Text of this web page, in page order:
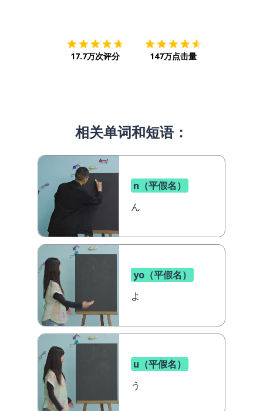
17.7万次评分 147万点击量
相关单词和短语：
n（平假名）
ん
yo（平假名）
よ
u（平假名）
う